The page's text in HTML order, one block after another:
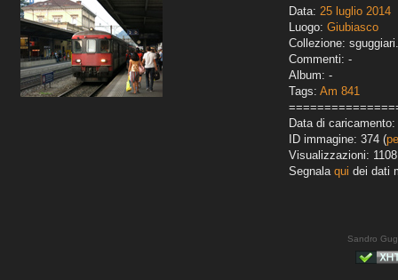
Data: 25 luglio 2014
Luogo: Giubiasco
Collezione:
Commenti: -
Album: -
Tags: Am 841
Data di caricamento:
ID immagine: 374 (
Visualizzazioni: 1108
Segnala qui dei dati
Sandro